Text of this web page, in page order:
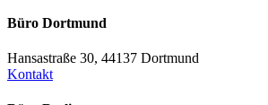
Büro Dortmund
Hansastraße 30, 44137 Dortmund
Kontakt